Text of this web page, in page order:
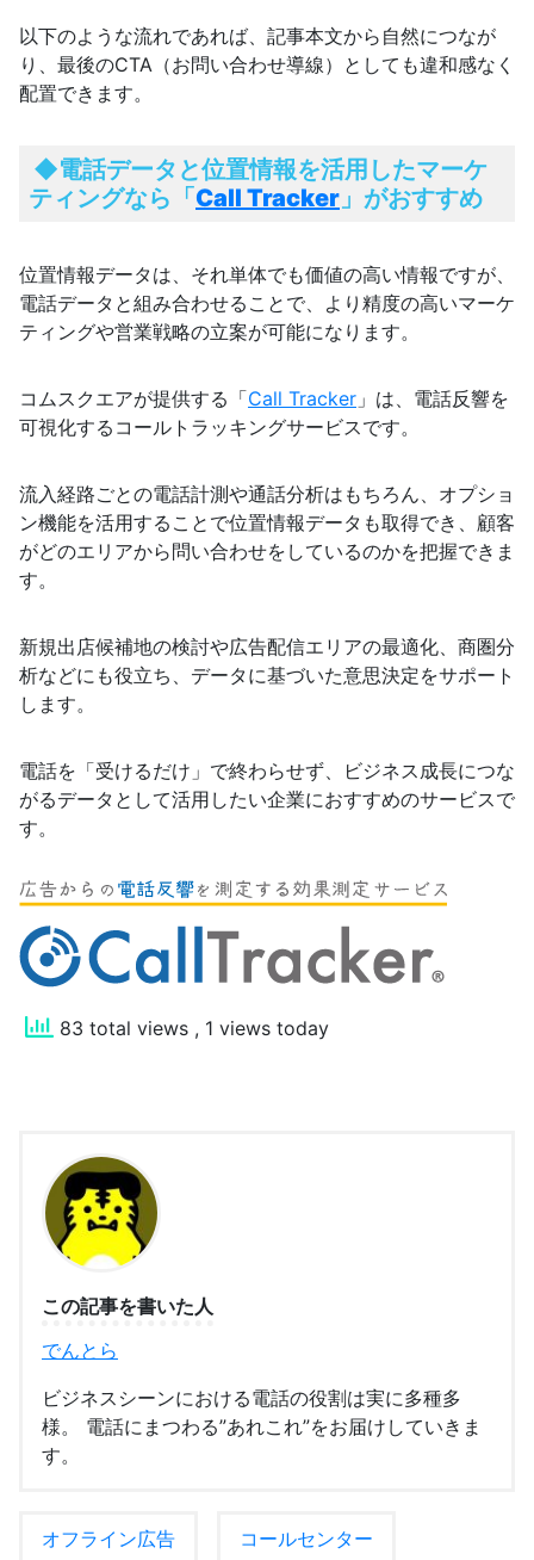
以下のような流れであれば、記事本文から自然につなが
り、最後のCTA（お問い合わせ導線）としても違和感なく
配置できます。
◆電話データと位置情報を活用したマーケ
ティングなら「Call Tracker 」がおすすめ
位置情報データは、それ単体でも価値の高い情報ですが、
電話データと組み合わせることで、より精度の高いマーケ
ティングや営業戦略の立案が可能になります。
コムスクエアが提供する「Call Tracker 」は、電話反響を
可視化するコールトラッキングサービスです。
流入経路ごとの電話計測や通話分析はもちろん、オプショ
ン機能を活用することで位置情報データも取得でき、顧客
がどのエリアから問い合わせをしているのかを把握できま
す。
新規出店候補地の検討や広告配信エリアの最適化、商圏分
析などにも役立ち、データに基づいた意思決定をサポート
します。
電話を「受けるだけ」で終わらせず、ビジネス成長につな
がるデータとして活用したい企業におすすめのサービスで
す。
83 total views , 1 views today
この記事を書いた人
でんとら
ビジネスシーンにおける電話の役割は実に多種多
様。 電話にまつわる”あれこれ”をお届けしていきま
す。
オフライン広告 コールセンター